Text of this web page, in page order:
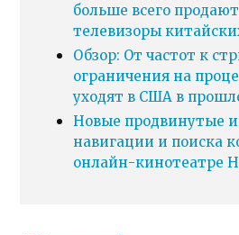
больше всего
телевизоры
Обзор: От частот к
ограничения на
уходят в США в
Новые продвинутые
навигации и поиска
онлайн-кинотеатре